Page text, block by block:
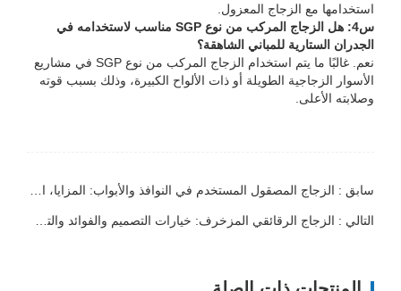
استخدامها مع الزجاج المعزول.
س4: هل الزجاج المركب من نوع SGP مناسب لاستخدامه في
الجدران الستارية للمباني الشاهقة؟
نعم. غالبًا ما يتم استخدام الزجاج المركب من نوع SGP في مشاريع
الأسوار الزجاجية الطويلة أو ذات الألواح الكبيرة، وذلك بسبب قوته
وصلابته الأعلى.